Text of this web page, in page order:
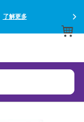
了解更多
查看所有